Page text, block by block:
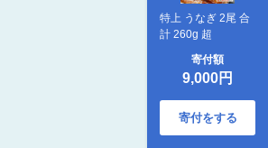
特上 うなぎ 2尾 合
計 260g 超
寄付額
9,000円
寄付をする